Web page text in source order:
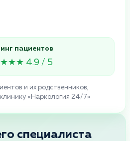
пациентов
4.9 / 5
и их родственников,
«Наркология 24/7»
специалиста